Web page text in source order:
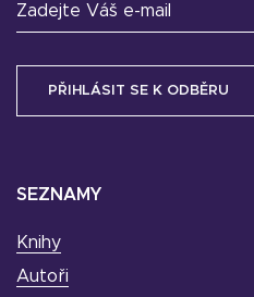
SEZNAMY
Knihy
Autoři
Zadejte Váš e-mail